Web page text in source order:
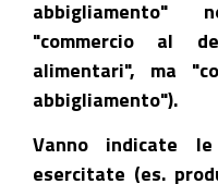
abbigliamento"
"commercio al
alimentari", ma
abbigliamento").
Vanno indicate
esercitate (es.